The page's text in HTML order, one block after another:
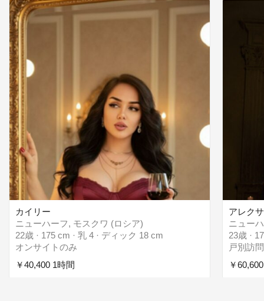
カイリー
ニューハーフ, モスクワ (ロシア)
22歳 · 175 cm · 乳 4 · ディック 18 cm
オンサイトのみ
￥40,400 1時間
アレク
ニュー
23歳 ·
戸別訪
￥